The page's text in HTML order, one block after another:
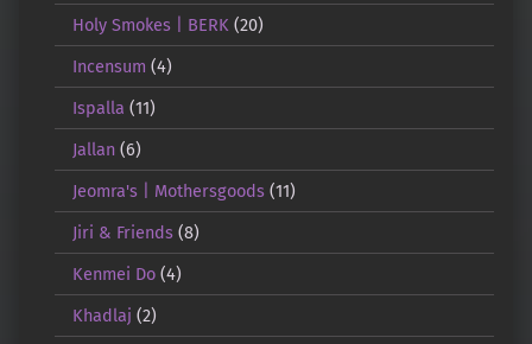
Holy Smokes | BERK (20)
Incensum (4)
Ispalla (11)
Jallan(6)
Jeomra's | Mothersgoods(11)
Jiri & Friends(8)
Kenmei Do(4)
Khadlaj (2)